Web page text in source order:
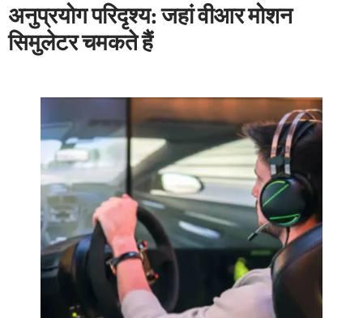
अनुप्रयोग परिदृश्य: जहां वीआर मोशन
सिमुलेटर चमकते हैं